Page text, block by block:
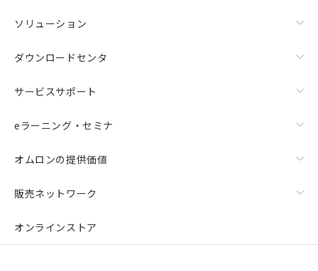
ソリューション
ダウンロードセンタ
サービスサポート
eラーニング・セミナ
オムロンの提供価値
販売ネットワーク
オンラインストア